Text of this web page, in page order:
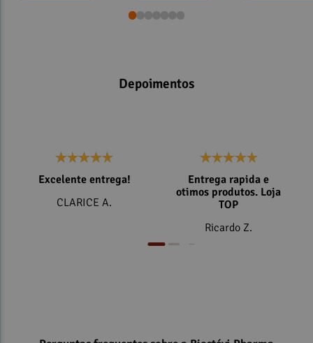
Depoimentos
Excelente entrega!
CLARICE A.
Entrega rapida e
otimos produtos. Loja
TOP
Ricardo Z.